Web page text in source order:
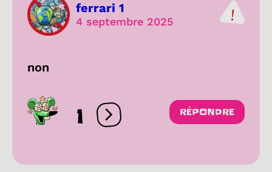
ferrari 1
4 septembre 2025
non
1 Ouvrir les réactions
RÉPONDRE